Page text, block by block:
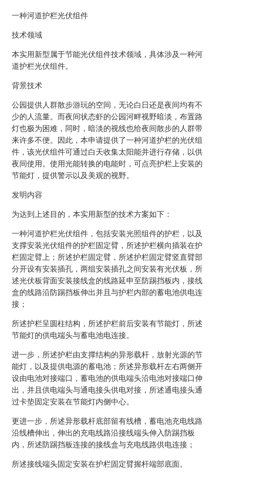
一种河道护栏光伏组件
技术领域
本实用新型属于节能光伏组件技术领域，具体涉及一种河
道护栏光伏组件。
背景技术
公园提供人群散步游玩的空间，无论白日还是夜间均有不
少的人流量。而夜间状态虾的公园河畔视野暗淡，布置路
灯也极为困难，同时，暗淡的视线也给夜间散步的人群带
来许多不便。因此，本申请提供了一种河道护栏的光伏组
件，该光伏组件可通过白天收集太阳能并进行存储，以供
夜间使用。使用光能转换的电能时，可点亮护栏上安装的
节能灯，提供警示以及美观的视野。
发明内容
为达到上述目的，本实用新型的技术方案如下：
一种河道护栏光伏组件，包括安装光照组件的护栏，以及
支撑安装光伏组件的护栏固定臂，所述护栏横向插装在护
栏固定臂上；所述护栏固定臂，所述护栏固定臂竖直臂部
分开设有安装插孔，两组安装插孔之间安装有光伏板，所
述光伏板背面安装接线盒的线路延申至防踢挡板内，接线
盒的线路沿防踢挡板伸出并且与护栏内部的蓄电池供电连
接；
所述护栏呈圆柱结构，所述护栏前后安装有节能灯，所述
节能灯的供电端头与蓄电池电连接。
进一步，所述护栏由支撑结构的异形载杆，放射光源的节
能灯，以及提供电源的蓄电池；所述异形载杆左右两侧开
设由电池对接端口，蓄电池的供电端头沿电池对接端口伸
出，并且供电端头与通电接头供电对接，所述通电接头通
过卡垫固定安装在节能灯内侧中心。
更进一步，所述异形载杆底部留有线槽，蓄电池充电线路
沿线槽伸出，伸出的充电线路沿接线端头伸入防踢挡板
内，所述防踢挡板连接的接线盒与充电线路供电连接；
所述接线端头固定安装在护栏固定臂握杆端部底面。